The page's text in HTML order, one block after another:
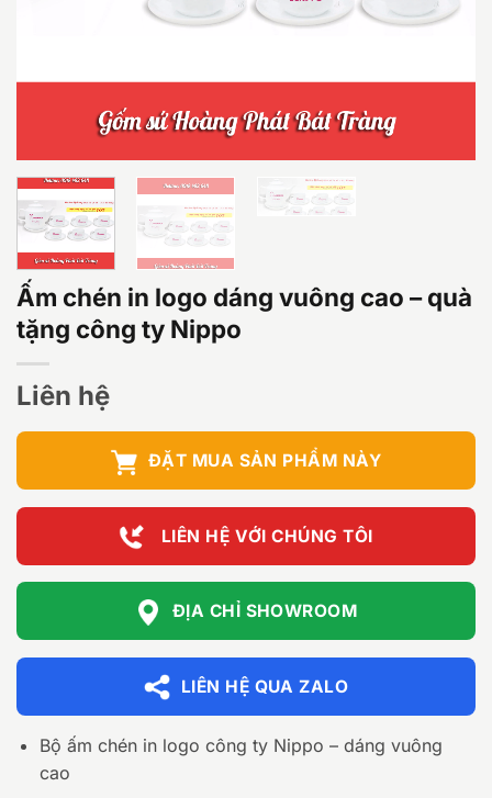
Ấm chén in logo dáng vuông cao – quà
tặng công ty Nippo
Liên hệ
ĐẶT MUA SẢN PHẨM NÀY
LIÊN HỆ VỚI CHÚNG TÔI
ĐỊA CHỈ SHOWROOM
LIÊN HỆ QUA ZALO
Bộ ấm chén in logo công ty Nippo – dáng vuông
cao